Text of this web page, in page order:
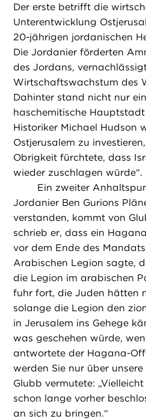
Der erste betrifft die
Unterentwicklung
20-jährigen jordanischen
Die Jordanier förderten
des Jordans,
Wirtschaftswachstum des
Dahinter stand nicht nur
haschemitische
Historiker Michael Hudson
Ostjerusalem zu
Obrigkeit fürchtete, dass
wieder zuschlagen würde“.
Ein zweiter
Jordanier Ben Gurions
verstanden, kommt von
schrieb er, dass ein
vor dem Ende des
Arabischen Legion sagte,
die Legion im arabischen
fuhr fort, die Juden hätten
solange die Legion den
in Jerusalem ins Gehege
was geschehen würde,
antwortete der Hagana-
werden Sie nur über unsere
Glubb vermutete:
schon lange vorher
an sich zu bringen.“